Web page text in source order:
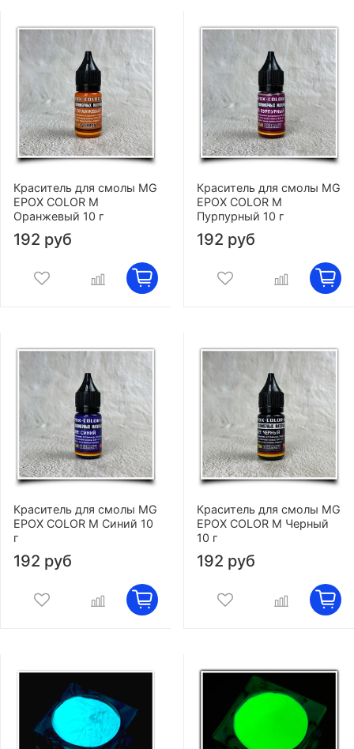
Краситель для смолы MG
EPOX COLOR M
Оранжевый 10 г
192 руб
Краситель для смолы MG
EPOX COLOR M
Пурпурный 10 г
192 руб
Краситель для смолы MG
EPOX COLOR M Синий 10
г
192 руб
Краситель для смолы MG
EPOX COLOR M Черный
10 г
192 руб